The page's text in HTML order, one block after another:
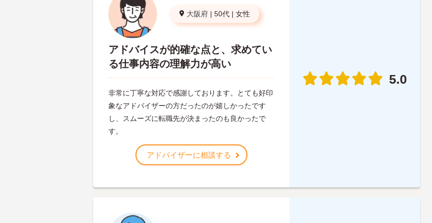
大阪府 | 50代 | 女性
アドバイスが的確な点と、求めてい
る仕事内容の理解力が高い
非常に丁寧な対応で感謝しております。とても好印
象なアドバイザーの方だったのが嬉しかったです
し、スムーズに転職先が決まったのも良かったで
す。
アドバイザーに相談する
5.0